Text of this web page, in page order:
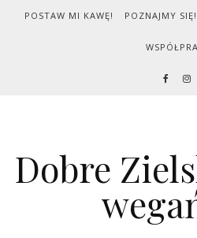
Skip to content
POSTAW MI KAWĘ! POZNAJMY SIĘ!
Dobre